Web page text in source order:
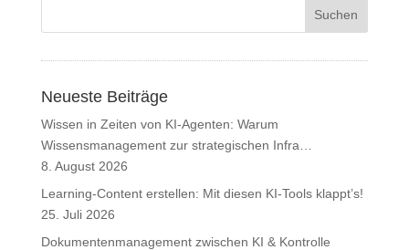
Neueste Beiträge
Wissen in Zeiten von KI-Agenten: Warum
Wissensmanagement zur strategischen Infra…
8. August 2026
Learning-Content erstellen: Mit diesen KI-Tools klappt’s!
25. Juli 2026
Dokumentenmanagement zwischen KI & Kontrolle